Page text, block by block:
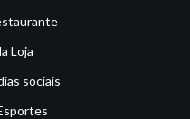
Loja
sociais